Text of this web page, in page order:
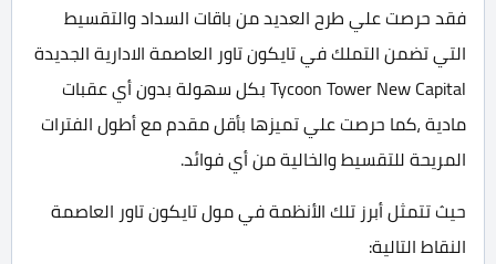
فقد حرصت علي طرح العديد من باقات السداد والتقسيط
التي تضمن التملك في تايكون تاور العاصمة الادارية الجديدة
Tycoon Tower New Capital بكل سهولة بدون أي عقبات
مادية ،كما حرصت علي تميزها بأقل مقدم مع أطول الفترات
المريحة للتقسيط والخالية من أي فوائد.
حيث تتمثل أبرز تلك الأنظمة في مول تايكون تاور العاصمة
النقاط التالية: